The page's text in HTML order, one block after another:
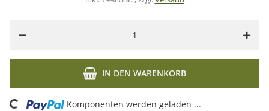
IN DEN WARENKORB
Komponenten werden geladen ...